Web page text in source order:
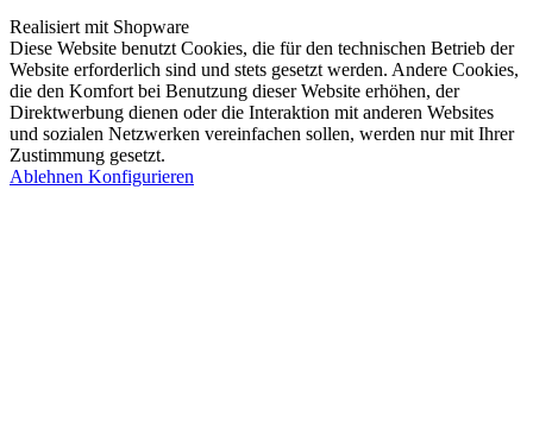
Realisiert mit Shopware
Diese Website benutzt Cookies, die für den technischen Betrieb der
Website erforderlich sind und stets gesetzt werden. Andere Cookies,
die den Komfort bei Benutzung dieser Website erhöhen, der
Direktwerbung dienen oder die Interaktion mit anderen Websites
und sozialen Netzwerken vereinfachen sollen, werden nur mit Ihrer
Zustimmung gesetzt.
Ablehnen Konfigurieren